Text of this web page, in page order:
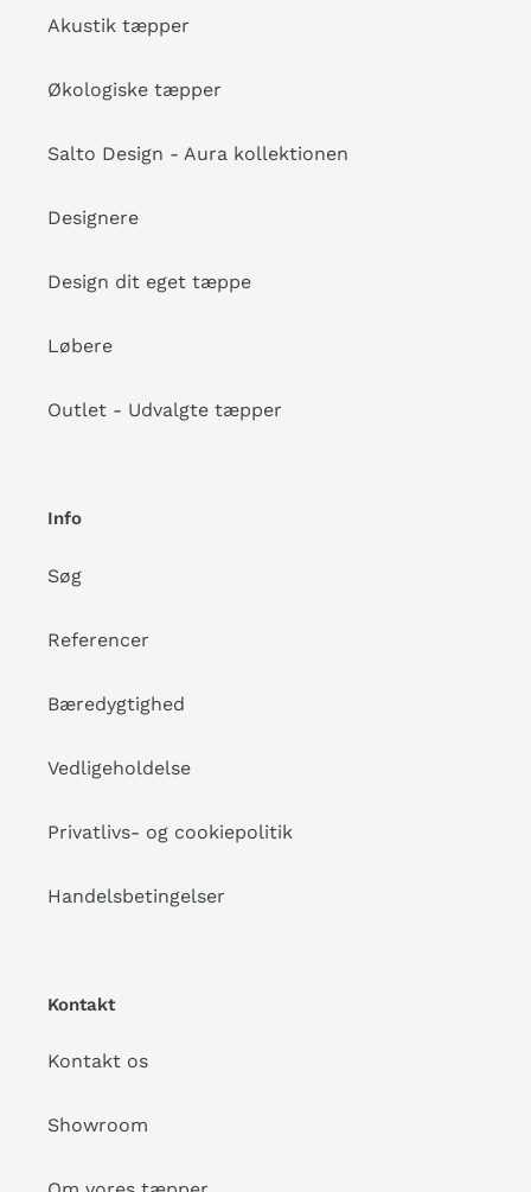
Akustik tæpper
Økologiske tæpper
Salto Design - Aura kollektionen
Designere
Design dit eget tæppe
Løbere
Outlet - Udvalgte tæpper
Info
Søg
Referencer
Bæredygtighed
Vedligeholdelse
Privatlivs- og cookiepolitik
Handelsbetingelser
Kontakt
Kontakt os
Showroom